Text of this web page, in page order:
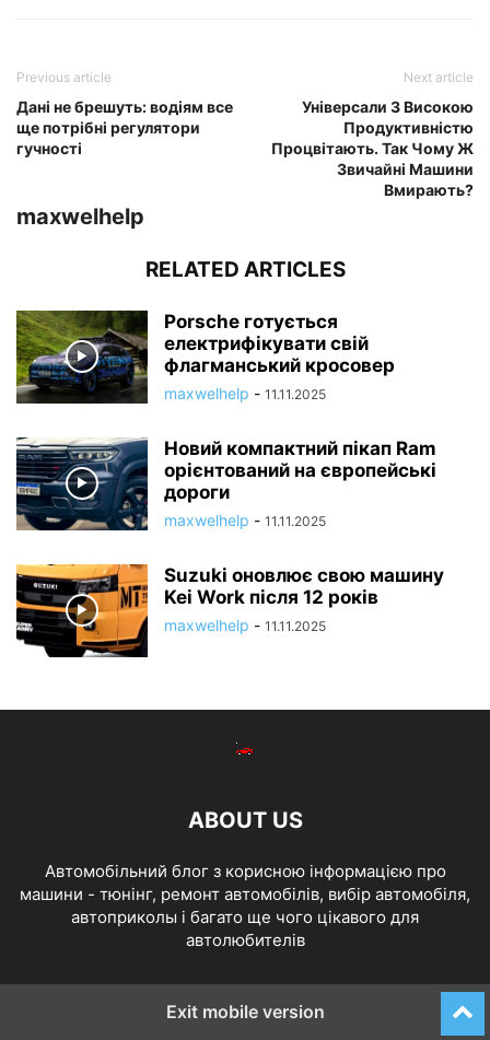
Previous article
Дані не брешуть: водіям все
ще потрібні регулятори
гучності
Next article
Універсали З Високою
Продуктивністю
Процвітають. Так Чому Ж
Звичайні Машини
Вмирають?
maxwelhelp
RELATED ARTICLES
Porsche готується
електрифікувати свій
флагманський кросовер
maxwelhelp - 11.11.2025
Новий компактний пікап Ram
орієнтований на європейські
дороги
maxwelhelp - 11.11.2025
Suzuki оновлює свою машину
Kei Work після 12 років
maxwelhelp - 11.11.2025
ABOUT US
Автомобільний блог з корисною інформацією про
машини - тюнінг, ремонт автомобілів, вибір автомобіля,
автоприколы і багато ще чого цікавого для
автолюбителів
Exit mobile version